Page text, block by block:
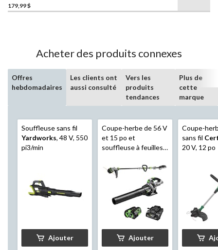
étoile(s)
sur
179,99 $
Acheter des produits connexes
Offres
hebdomadaires
Les clients ont
aussi consulté
Vers les
produits
tendances
Plus de
cette
marque
Souffleuse sans fil
Yardworks, 48 V, 550
pi3/min
Ajouter
Coupe-herbe de 56 V
et 15 po et
souffleuse à feuilles
POWER+ avec (1)
batterie de 2,5 Ah et
(1) chargeur standard
de 210 W, ST1502LB
Ajouter
Coupe-
sans fil
20 V, 12 po